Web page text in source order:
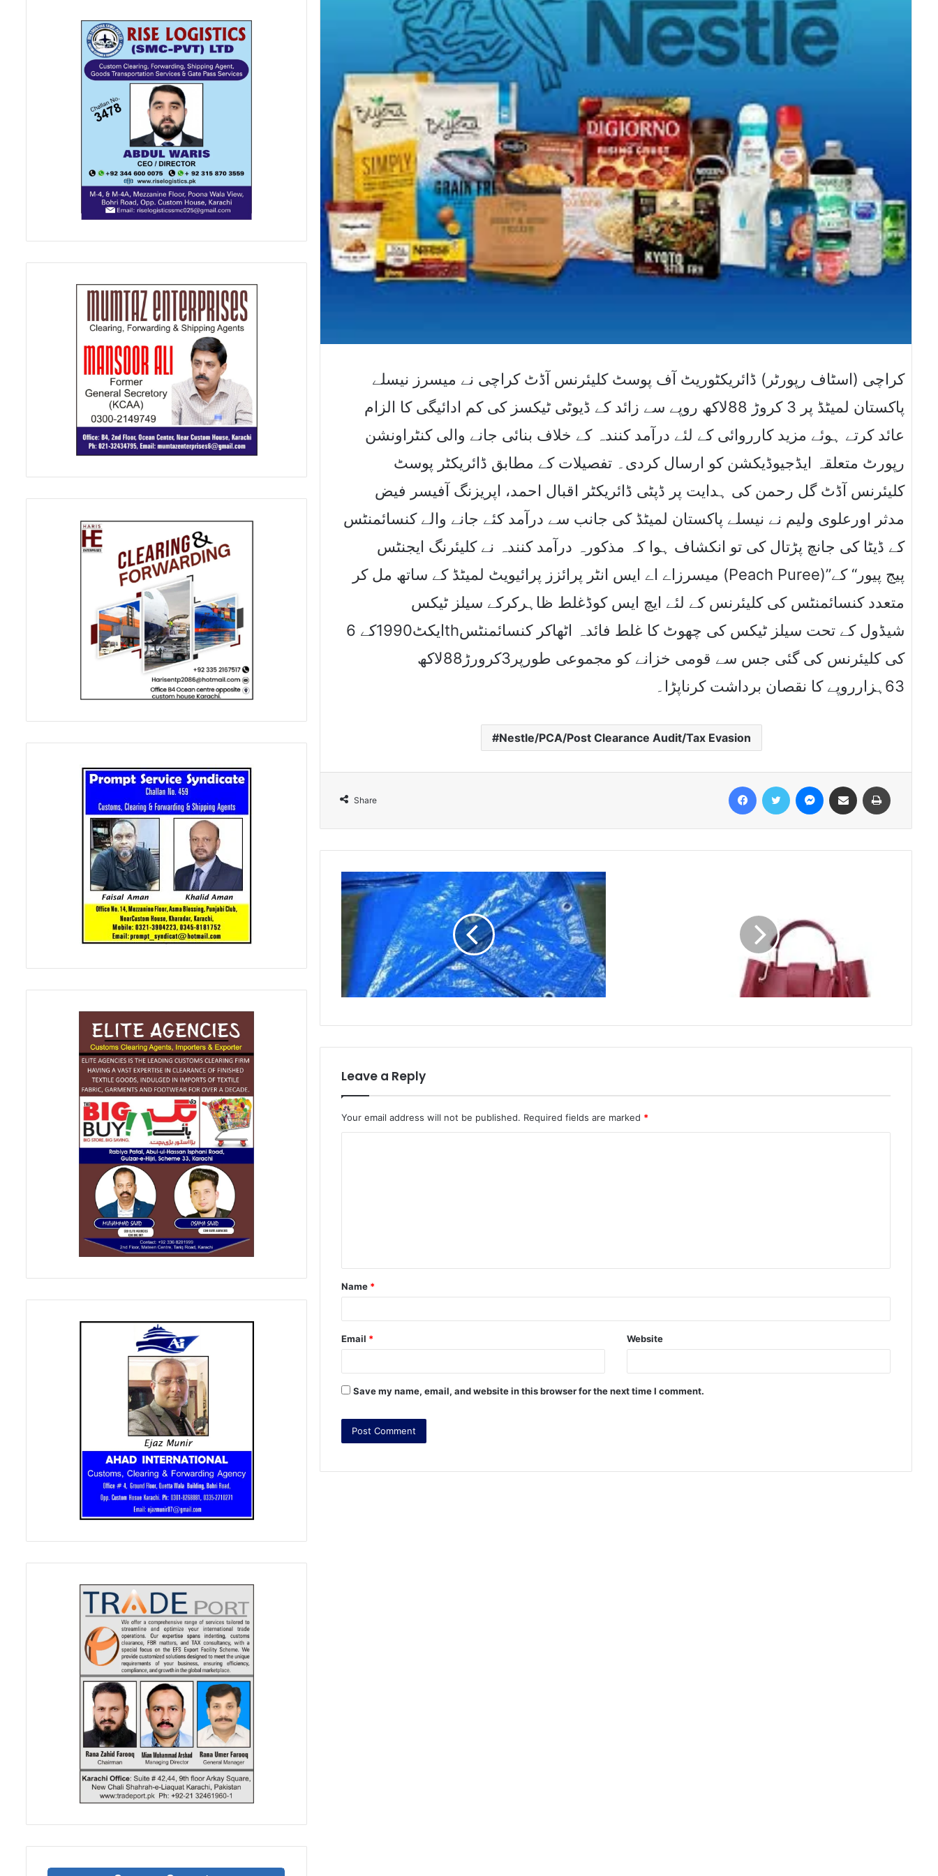
کراچی (اسٹاف رپورٹر) ڈائریکٹوریٹ آف پوسٹ کلیئرنس آڈٹ کراچی نے میسرز نیسلے
پاکستان لمیٹڈ پر 3 کروڑ 88لاکھ روپے سے زائد کے ڈیوٹی ٹیکسز کی کم ادائیگی کا الزام
عائد کرتے ہوئے مزید کارروائی کے لئے درآمد کنندہ کے خلاف بنائی جانے والی کنٹراونشن
رپورٹ متعلقہ ایڈجیوڈیکشن کو ارسال کردی۔ تفصیلات کے مطابق ڈائریکٹر پوسٹ
کلیئرنس آڈٹ گل رحمن کی ہدایت پر ڈپٹی ڈائریکٹر اقبال احمد، اپریزنگ آفیسر فیض
مدثر اورعلوی ولیم نے نیسلے پاکستان لمیٹڈ کی جانب سے درآمد کئے جانے والے کنسائمنٹس
کے ڈیٹا کی جانچ پڑتال کی تو انکشاف ہوا کہ مذکورہ درآمد کنندہ نے کلیئرنگ ایجنٹس
میسرزاے اے ایس انٹر پرائزز پرائیویٹ لمیٹڈ کے ساتھ مل کر (Peach Puree)”پیج پیور“ کے
متعدد کنسائمنٹس کی کلیئرنس کے لئے ایچ ایس کوڈغلط ظاہرکرکے سیلز ٹیکس
ایکٹ1990کے 6thشیڈول کے تحت سیلز ٹیکس کی چھوٹ کا غلط فائدہ اٹھاکر کنسائمنٹس
کی کلیئرنس کی گئی جس سے قومی خزانے کو مجموعی طورپر3کرورڑ88لاکھ
63ہزارروپے کا نقصان برداشت کرناپڑا۔
Nestle/PCA/Post Clearance Audit/Tax Evasion
Share
Leave a Reply
Your email address will not be published. Required fields are marked *
t
*
Name *
Email * Website
Save my name, email, and website in this browser for the next time I comment.